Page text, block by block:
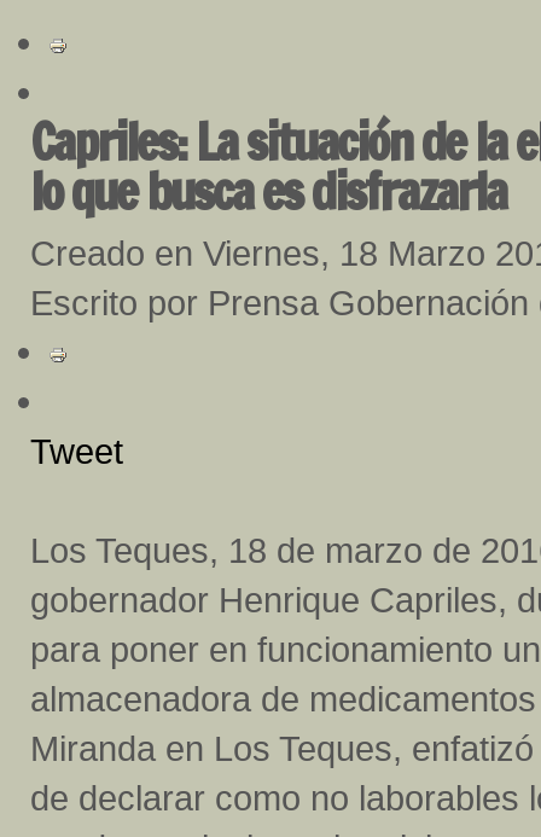
Capriles: La situación de la
lo que busca es disfrazarla
Creado en Viernes, 18 Marzo
Escrito por Prensa Gobernación
Tweet
Los Teques, 18 de marzo de
gobernador Henrique Capriles,
para poner en funcionamiento
almacenadora de
Miranda en Los Teques,
de declarar como no laborables